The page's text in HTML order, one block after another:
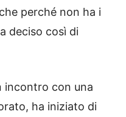
perché non ha i
deciso così di
incontro con una
ha iniziato di